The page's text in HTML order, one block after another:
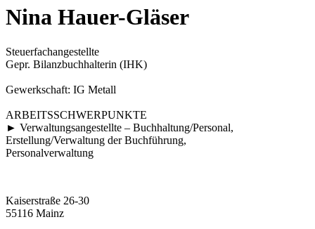
Nina Hauer-Gläser
Steuerfachangestellte
Gepr. Bilanzbuchhalterin (IHK)
Gewerkschaft: IG Metall
ARBEITSSCHWERPUNKTE
► Verwaltungsangestellte – Buchhaltung/Personal,
Erstellung/Verwaltung der Buchführung,
Personalverwaltung
Kaiserstraße 26-30
55116 Mainz